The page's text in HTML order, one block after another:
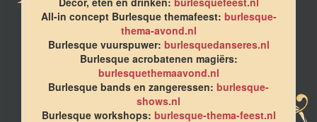
All-in concept Burlesque themafeest: burlesque-
thema-avond.nl
Burlesque vuurspuwer: burlesquedanseres.nl
Burlesque acrobatenen magiërs:
burlesquethemaavond.nl
Burlesque bands en zangeressen: burlesque-
shows.nl
Burlesque workshops: burlesque-thema-feest.nl